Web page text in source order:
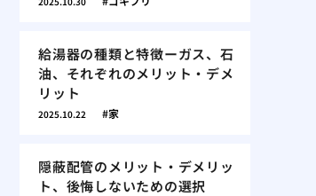
給湯器の種類と特徴ーガス、石
油、それぞれのメリット・デメ
リット
2025.10.22 家
隠蔽配管のメリット・デメリッ
ト、後悔しないための選択